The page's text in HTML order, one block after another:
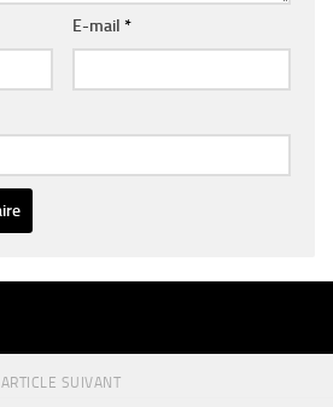
E-mail *
ARTICLE SUIVANT